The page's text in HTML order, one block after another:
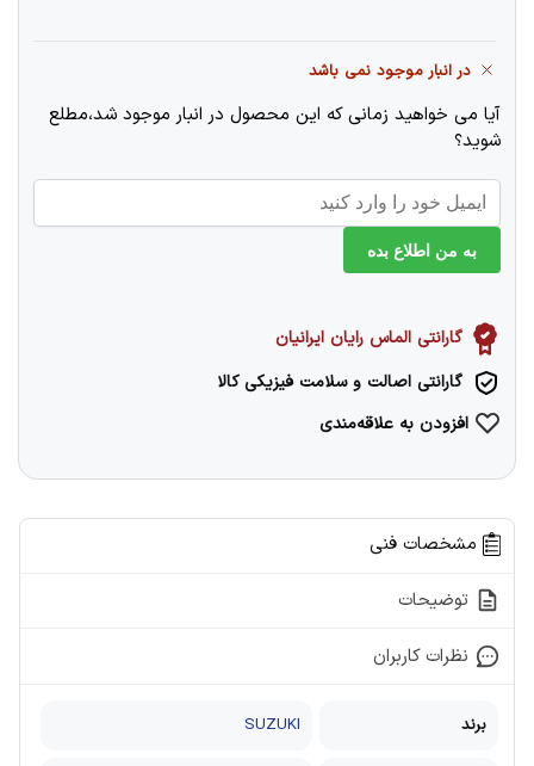
در انبار موجود نمی باشد
آیا می خواهید زمانی که این محصول در انبار موجود شد،مطلع
شوید؟
به من اطلاع بده
گارانتی الماس رایان ایرانیان
گارانتی اصالت و سلامت فیزیکی کالا
افزودن به علاقه‌مندی
مشخصات فنی
توضیحات
نظرات کاربران
برند SUZUKI